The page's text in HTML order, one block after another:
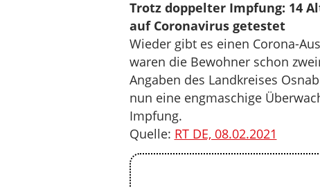
Trotz doppelter Impfung: 14
auf Coronavirus getestet
Wieder gibt es einen Corona-
waren die Bewohner schon
Angaben des Landkreises
nun eine engmaschige
Impfung.
Quelle: RT DE, 08.02.2021